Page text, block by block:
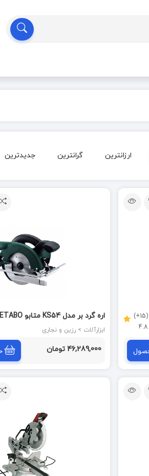
ارزانترین گرانترین جدیدترین
(15+)
4.8
سفارش امارات)
ابزارآلات > رزین و نجاری
46,289,000 تومان